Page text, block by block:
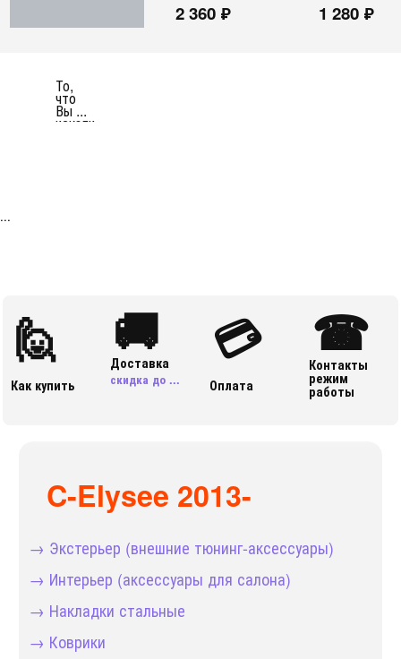
все модели2 360 ₽ все модели1 280 ₽
То,
что
Вы ...
искали
...
🙋
Как купить
🚚
Доставка
скидка до ...
💳
Оплата
☎
Контакты
режим
работы
C-Elysee 2013-
→ Экстерьер (внешние тюнинг-аксессуары)
→ Интерьер (аксессуары для салона)
→ Накладки стальные
→ Коврики